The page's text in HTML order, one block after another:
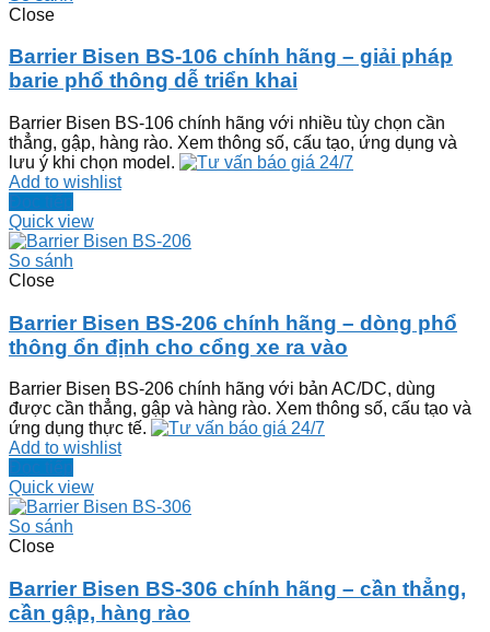
Close
Barrier Bisen BS-106 chính hãng – giải pháp
barie phổ thông dễ triển khai
Barrier Bisen BS-106 chính hãng với nhiều tùy chọn cần
thẳng, gập, hàng rào. Xem thông số, cấu tạo, ứng dụng và
lưu ý khi chọn model.
Add to wishlist
Đọc tiếp
Quick view
So sánh
Close
Barrier Bisen BS-206 chính hãng – dòng phổ
thông ổn định cho cổng xe ra vào
Barrier Bisen BS-206 chính hãng với bản AC/DC, dùng
được cần thẳng, gập và hàng rào. Xem thông số, cấu tạo và
ứng dụng thực tế.
Add to wishlist
Đọc tiếp
Quick view
So sánh
Close
Barrier Bisen BS-306 chính hãng – cần thẳng,
cần gập, hàng rào